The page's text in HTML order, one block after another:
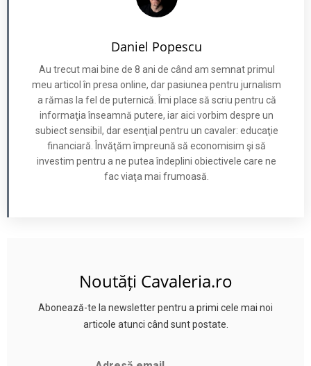
Daniel Popescu
Au trecut mai bine de 8 ani de când am semnat primul
meu articol în presa online, dar pasiunea pentru jurnalism
a rămas la fel de puternică. Îmi place să scriu pentru că
informaţia înseamnă putere, iar aici vorbim despre un
subiect sensibil, dar esenţial pentru un cavaler: educaţie
financiară. Învăţăm împreună să economisim şi să
investim pentru a ne putea îndeplini obiectivele care ne
fac viaţa mai frumoasă.
Noutăți Cavaleria.ro
Abonează-te la newsletter pentru a primi cele mai noi
articole atunci când sunt postate.